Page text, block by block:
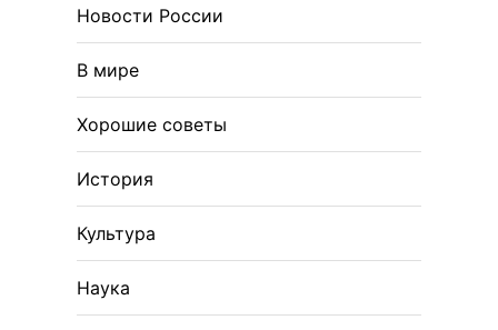
Новости России
В мире
Хорошие советы
История
Культура
Наука